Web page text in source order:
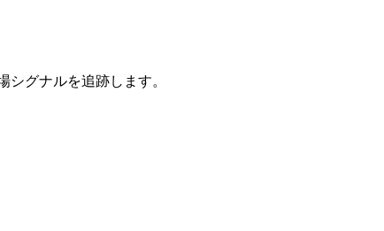
グナルを追跡します。